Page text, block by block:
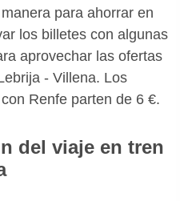
para ahorrar en
los billetes con algunas
aprovechar las ofertas
- Villena. Los
Renfe parten de 6 €.
del viaje en tren